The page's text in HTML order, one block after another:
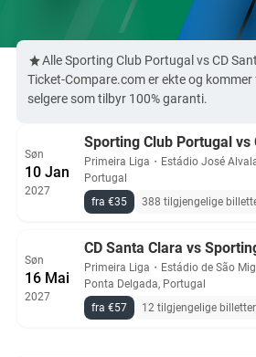
Alle Sporting Club Portugal vs CD
Ticket-Compare.com er ekte og
selgere som tilbyr 100% garanti.
Søn
10 Jan
2027
Sporting Club Portugal vs
Primeira Liga ・ Estádio José
Portugal
fra €35
388 tilgjengelige
Søn
16 Mai
2027
CD Santa Clara vs
Primeira Liga ・ Estádio de São
Ponta Delgada, Portugal
fra €57
12 tilgjengelige billetter